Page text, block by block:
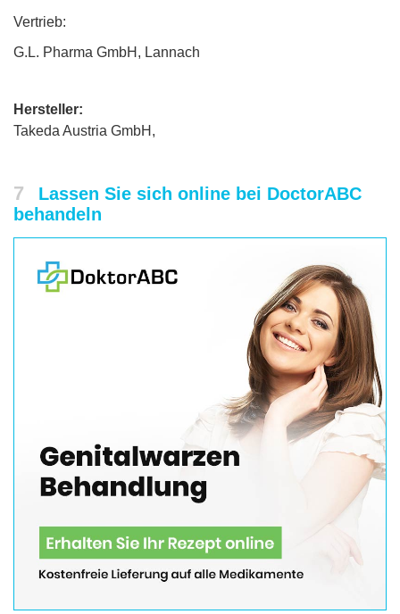
Vertrieb:
G.L. Pharma GmbH, Lannach
Hersteller:
Takeda Austria GmbH,
7
Lassen Sie sich online bei DoctorABC
behandeln